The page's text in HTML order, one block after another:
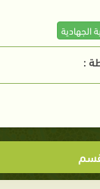
الجهادية
: